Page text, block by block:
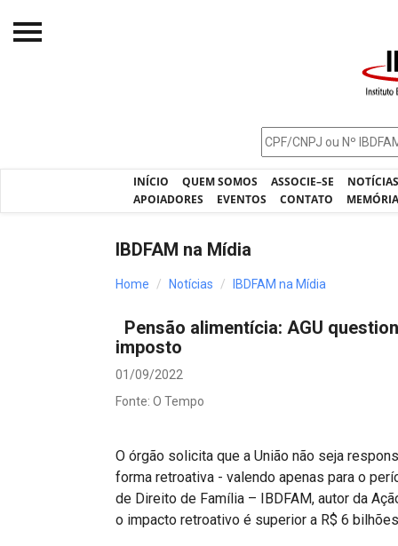
INÍCIO QUEM SOMOS ASSOCIE–SE
APOIADORES
EVENTOS CONTATO
Processos - IBDFAM
Projetos do IBDFAM
IBDFAM na Mídia
Home Notícias IBDFAM na Mídia
Pensão alimentícia: AGU
imposto
01/09/2022
Fonte: O Tempo
O órgão solicita que a União não seja
forma retroativa - valendo apenas para o
de Direito de Família – IBDFAM, autor da
o impacto retroativo é superior a R$ 6